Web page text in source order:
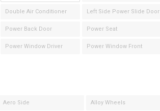
Double Air Conditioner Left Side Power Slide Door
Power Back Door Power Seat
Power Window Driver Power Window Front
Aero Side Alloy Wheels